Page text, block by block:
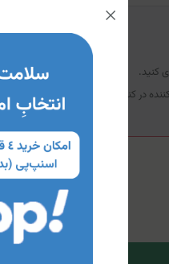
کنید.
در کنار این محصول توصیه می‌شود.